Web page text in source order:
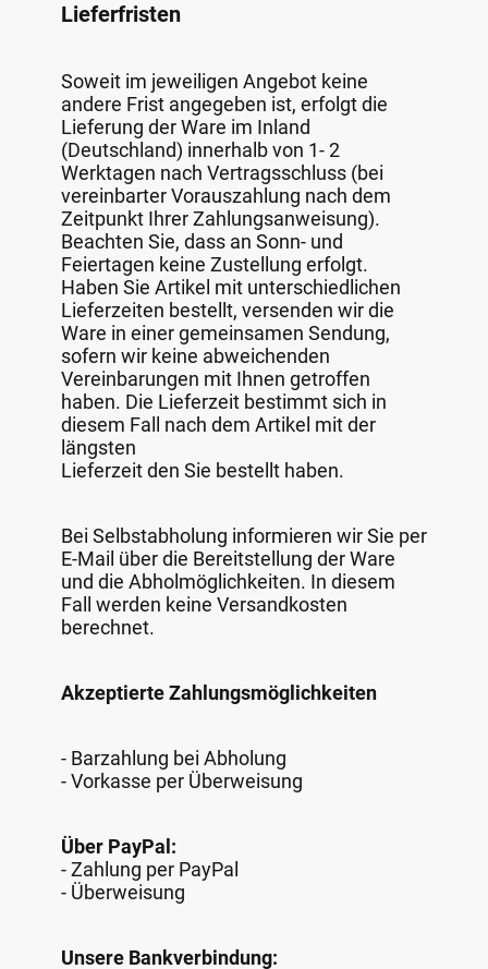
Lieferfristen
Soweit im jeweiligen Angebot keine
andere Frist angegeben ist, erfolgt die
Lieferung der Ware im Inland
(Deutschland) innerhalb von 1- 2
Werktagen nach Vertragsschluss (bei
vereinbarter Vorauszahlung nach dem
Zeitpunkt Ihrer Zahlungsanweisung).
Beachten Sie, dass an Sonn- und
Feiertagen keine Zustellung erfolgt.
Haben Sie Artikel mit unterschiedlichen
Lieferzeiten bestellt, versenden wir die
Ware in einer gemeinsamen Sendung,
sofern wir keine abweichenden
Vereinbarungen mit Ihnen getroffen
haben. Die Lieferzeit bestimmt sich in
diesem Fall nach dem Artikel mit der
längsten
Lieferzeit den Sie bestellt haben.
Bei Selbstabholung informieren wir Sie per
E-Mail über die Bereitstellung der Ware
und die Abholmöglichkeiten. In diesem
Fall werden keine Versandkosten
berechnet.
Akzeptierte Zahlungsmöglichkeiten
- Barzahlung bei Abholung
- Vorkasse per Überweisung
Über PayPal:
- Zahlung per PayPal
- Überweisung
Unsere Bankverbindung: